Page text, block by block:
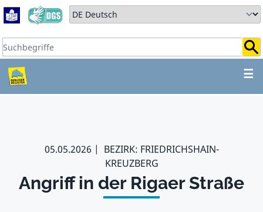
Zum Hauptbereich springen
Zum Hauptmenü springen
Sprache auswählen:
Suchbegriffe:
☰
ZUM HAUPTBEREICH
05.05.2026
BEZIRK: FRIEDRICHSHAIN-
KREUZBERG
Angriff in der Rigaer Straße